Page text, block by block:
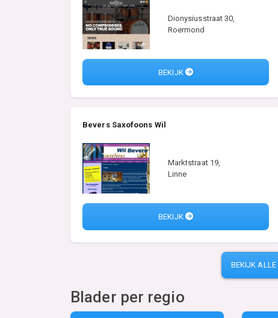
Dionysiusstraat 30,
Roermond
BEKIJK
Bevers Saxofoons Wil
Marktstraat 19,
Linne
BEKIJK
BEKIJK ALLE
Blader per regio